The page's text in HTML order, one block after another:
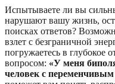
Испытываете ли вы
нарушают вашу жизнь,
поисках ответов?
взлет с безграничной
погружаетесь в глубокое
вопросом: «У меня
человек с переменчивым